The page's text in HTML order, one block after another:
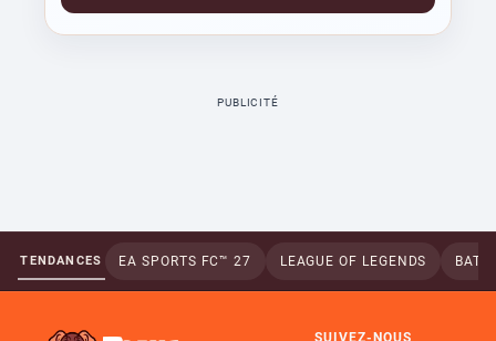
PUBLICITÉ
TENDANCES EA SPORTS FC™ 27 LEAGUE OF LEGENDS
SUIVEZ-NOUS